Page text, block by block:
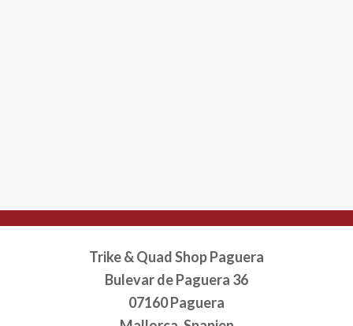
Trike & Quad Shop Paguera
Bulevar de Paguera 36
07160 Paguera